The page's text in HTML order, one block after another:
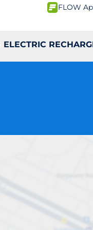
FLOW
ELECTRIC